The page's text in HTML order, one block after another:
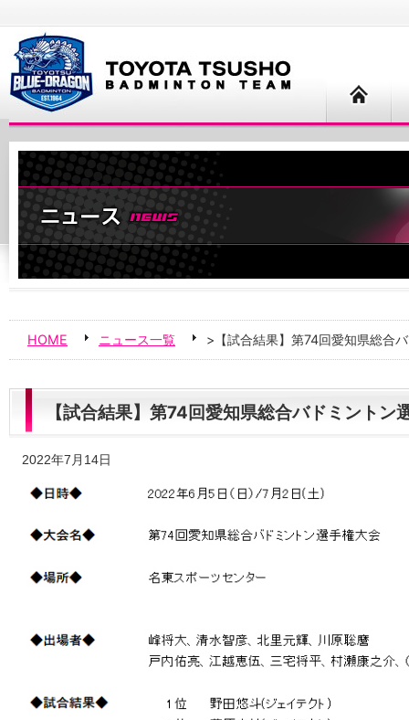
HOME ニュース一覧 >【試合結果】第74回愛知県総合
【試合結果】第74回愛知県総合バドミントン
2022年7月14日